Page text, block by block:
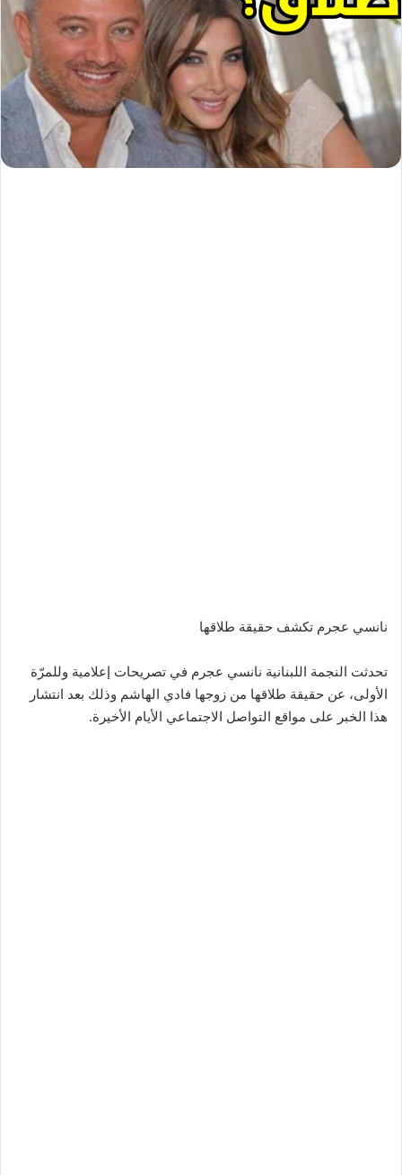
نانسي عجرم تكشف حقيقة طلاقها
تحدثت النجمة اللبنانية نانسي عجرم في تصريحات إعلامية وللمرّة
الأولى، عن حقيقة طلاقها من زوجها فادي الهاشم وذلك بعد انتشار
هذا الخبر على مواقع التواصل الاجتماعي الأيام الأخيرة.